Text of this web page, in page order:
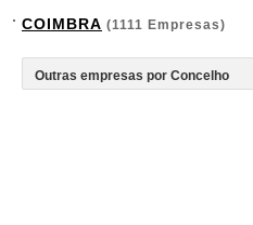
COIMBRA (1111 Empresas)